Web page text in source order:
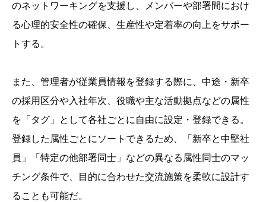
のネットワーキングを支援し、メンバーや部署間におけ
る心理的安全性の確保、生産性や定着率の向上をサポー
トする。
また、管理者が従業員情報を登録する際に、中途・新卒
の採用区分や入社年次、役職や主な活動拠点などの属性
を「タグ」として各社ごとに自由に設定・登録できる。
登録した属性ごとにソートできるため、「新卒と中堅社
員」「特定の他部署同士」などの異なる属性同士のマッ
チング条件で、目的に合わせた交流施策を柔軟に設計す
ることも可能だ。